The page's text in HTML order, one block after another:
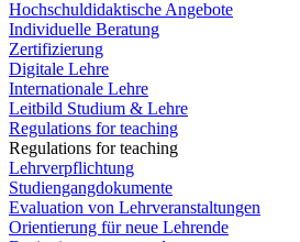
Hochschuldidaktische Angebote
Individuelle Beratung
Zertifizierung
Digitale Lehre
Internationale Lehre
Leitbild Studium & Lehre
Regulations for teaching
Regulations for teaching
Lehrverpflichtung
Studiengangdokumente
Evaluation von Lehrveranstaltungen
Orientierung für neue Lehrende